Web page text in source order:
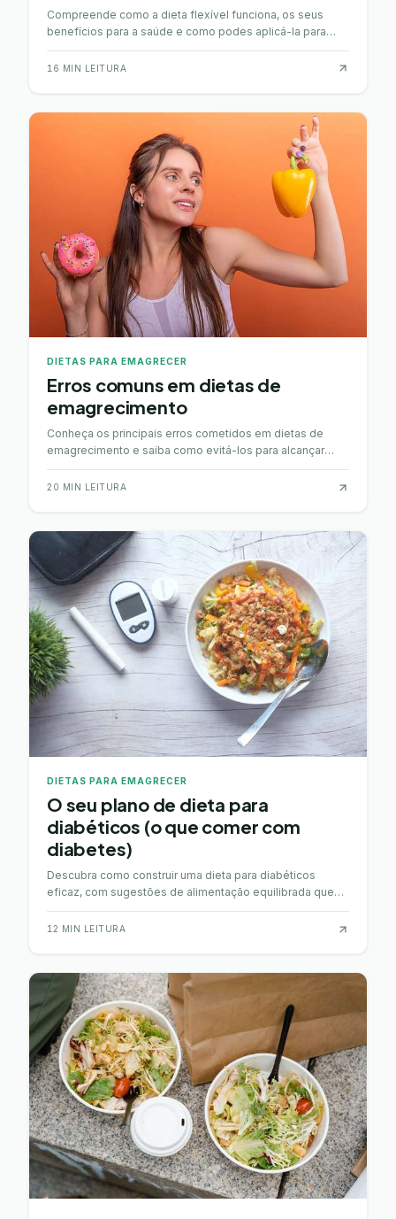
Compreende como a dieta flexível funciona, os seus
benefícios para a saúde e como podes aplicá-la para
emagrecer sem restrições exageradas.
16 MIN LEITURA
DIETAS PARA EMAGRECER
Erros comuns em dietas de
emagrecimento
Conheça os principais erros cometidos em dietas de
emagrecimento e saiba como evitá-los para alcançar
melhores resultados.
20 MIN LEITURA
DIETAS PARA EMAGRECER
O seu plano de dieta para
diabéticos (o que comer com
diabetes)
Descubra como construir uma dieta para diabéticos
eficaz, com sugestões de alimentação equilibrada que
ajudam a gerir esta condição de saúde.
12 MIN LEITURA